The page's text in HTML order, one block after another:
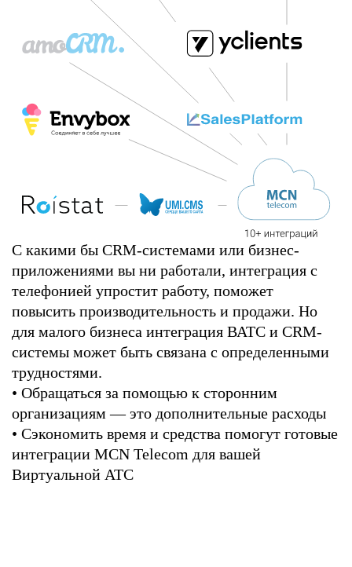
С какими бы CRM-системами или бизнес-
приложениями вы ни работали, интеграция с
телефонией упростит работу, поможет
повысить производительность и продажи. Но
для малого бизнеса интеграция ВАТС и CRM-
системы может быть связана с определенными
трудностями.
• Обращаться за помощью к сторонним
организациям — это дополнительные расходы
• Сэкономить время и средства помогут готовые
интеграции MCN Telecom для вашей
Виртуальной АТС